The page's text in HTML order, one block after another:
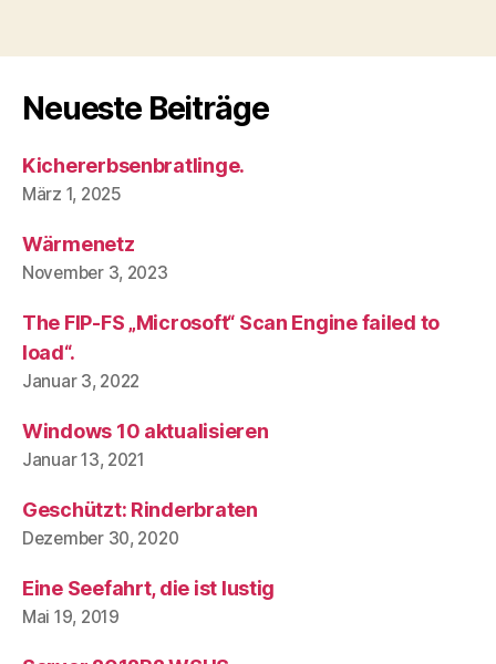
Neueste Beiträge
Kichererbsenbratlinge.
März 1, 2025
Wärmenetz
November 3, 2023
The FIP-FS „Microsoft“ Scan Engine failed to
load“.
Januar 3, 2022
Windows 10 aktualisieren
Januar 13, 2021
Geschützt: Rinderbraten
Dezember 30, 2020
Eine Seefahrt, die ist lustig
Mai 19, 2019